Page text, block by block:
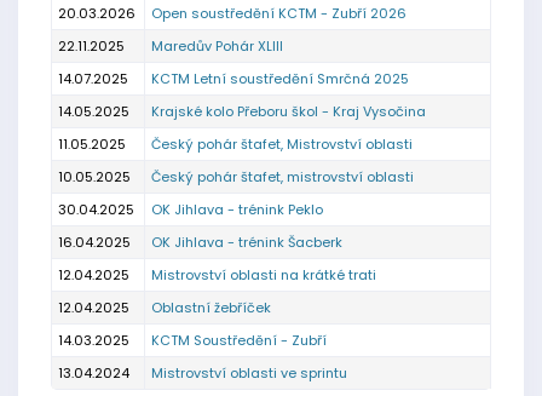
20.03.2026
Open soustředění KCTM - Zubří 2026
22.11.2025
Maredův Pohár XLIII
14.07.2025
KCTM Letní soustředění Smrčná 2025
14.05.2025
Krajské kolo Přeboru škol - Kraj Vysočina
11.05.2025
Český pohár štafet, Mistrovství oblasti
10.05.2025
Český pohár štafet, mistrovství oblasti
30.04.2025
OK Jihlava - trénink Peklo
16.04.2025
OK Jihlava - trénink Šacberk
12.04.2025
Mistrovství oblasti na krátké trati
12.04.2025
Oblastní žebříček
14.03.2025
KCTM Soustředění - Zubří
13.04.2024
Mistrovství oblasti ve sprintu